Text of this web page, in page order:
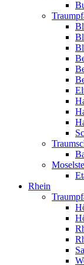
Rhein